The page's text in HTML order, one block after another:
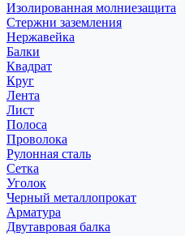
Изолированная молниезащита
Стержни заземления
Нержавейка
Балки
Квадрат
Круг
Лента
Лист
Полоса
Проволока
Рулонная сталь
Сетка
Уголок
Черный металлопрокат
Арматура
Двутавровая балка